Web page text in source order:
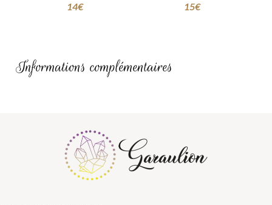
14€ 15€
Informations complémentaires